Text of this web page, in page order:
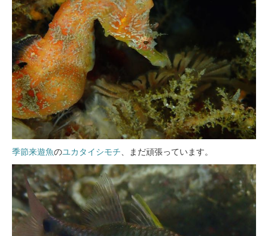
季節来遊魚のユカタイシモチ、まだ頑張っています。